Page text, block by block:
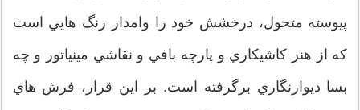
پيوسته متحول، درخشش خود را وامدار رنگ هايي است
كه از هنر كاشيكاري و پارچه بافي و نقاشي مينياتور و چه
بسا ديوارنگاري برگرفته است. بر اين قرار، فرش هاي